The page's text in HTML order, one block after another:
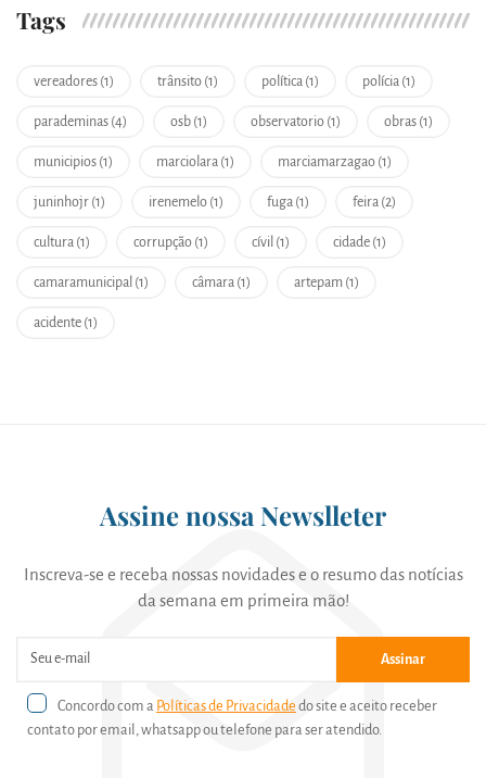
Tags
vereadores (1) trânsito (1) política (1) polícia (1)
parademinas (4) osb (1) observatorio (1) obras (1)
municipios (1) marciolara (1) marciamarzagao (1)
juninhojr (1) irenemelo (1) fuga (1) feira (2)
cultura (1) corrupção (1) cívil (1) cidade (1)
camaramunicipal (1) câmara (1) artepam (1)
acidente (1)
Assine nossa Newslleter
Inscreva-se e receba nossas novidades e o resumo das notícias
da semana em primeira mão!
Assinar
Concordo com a Políticas de Privacidade do site e aceito receber
contato por email, whatsapp ou telefone para ser atendido.